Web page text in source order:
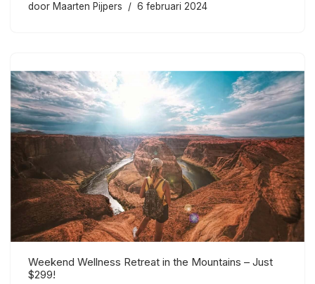
door Maarten Pijpers 6 februari 2024
Weekend Wellness Retreat in the Mountains – Just
$299!